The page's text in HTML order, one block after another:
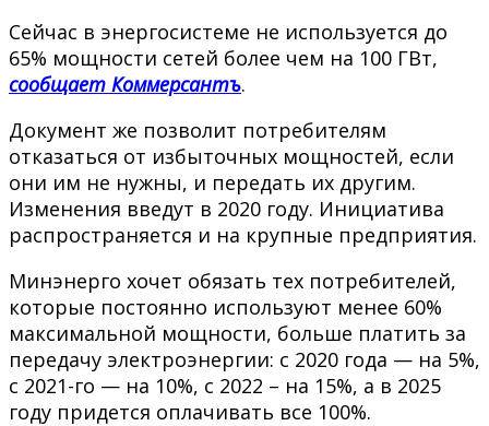
Сейчас в энергосистеме не используется до
65% мощности сетей более чем на 100 ГВт,
сообщает Коммерсантъ.
Документ же позволит потребителям
отказаться от избыточных мощностей, если
они им не нужны, и передать их другим.
Изменения введут в 2020 году. Инициатива
распространяется и на крупные предприятия.
Минэнерго хочет обязать тех потребителей,
которые постоянно используют менее 60%
максимальной мощности, больше платить за
передачу электроэнергии: с 2020 года — на 5%,
с 2021-го — на 10%, с 2022 – на 15%, а в 2025
году придется оплачивать все 100%.